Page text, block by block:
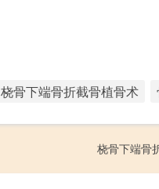
桡骨下端骨折截骨植骨术
桡骨下端骨